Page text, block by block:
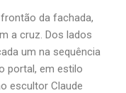
da fachada,
a cruz. Dos lados
um na sequência
portal, em estilo
escultor Claude